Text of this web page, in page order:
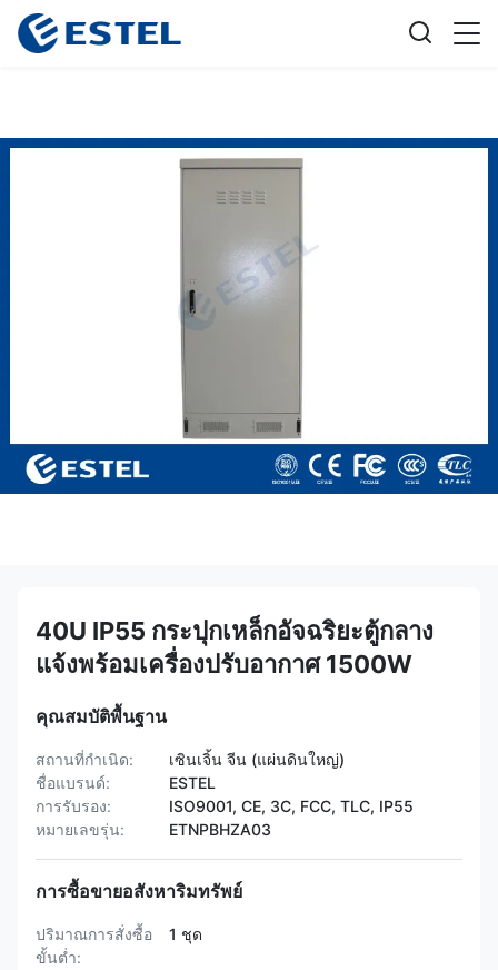
40U IP55 กระปุกเหล็กอัจฉริยะตู้กลาง
แจ้งพร้อมเครื่องปรับอากาศ 1500W
คุณสมบัติพื้นฐาน
สถานที่กำเนิด:
เซินเจิ้น จีน (แผ่นดินใหญ่)
ชื่อแบรนด์:
ESTEL
การรับรอง:
ISO9001, CE, 3C, FCC, TLC, IP55
หมายเลขรุ่น:
ETNPBHZA03
การซื้อขายอสังหาริมทรัพย์
ปริมาณการสั่งซื้อ
ขั้นต่ำ:
1 ชุด